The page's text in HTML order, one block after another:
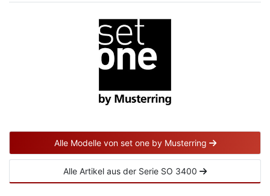
Alle Modelle von set one by Musterring
Alle Artikel aus der Serie SO 3400